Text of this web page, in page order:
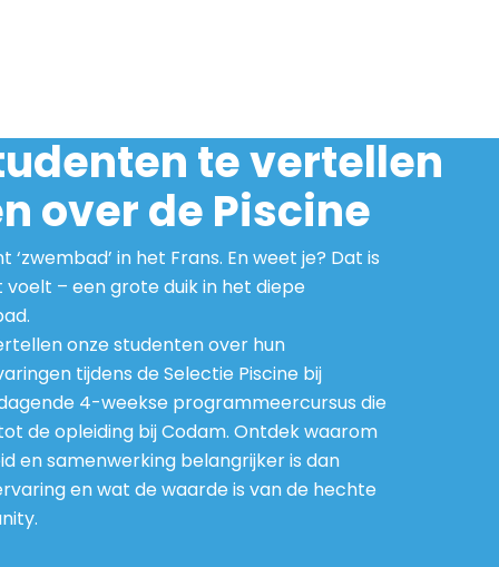
te vertellen
over de Piscine
‘zwembad’ in het Frans. En weet je? Dat is
– een grote duik in het diepe
onze studenten over hun
tijdens de Selectie Piscine bij
4-weekse programmeercursus die
de opleiding bij Codam. Ontdek waarom
en samenwerking belangrijker is dan
en wat de waarde is van de hechte